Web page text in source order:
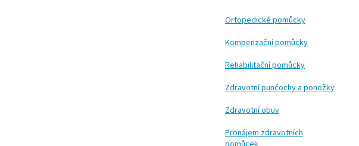
Ortopedické pomůcky
Kompenzační pomůcky
Rehabilitační pomůcky
Zdravotní punčochy a ponožky
Zdravotní obuv
Pronájem zdravotních